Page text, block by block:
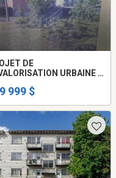
DE
URBAINE (3
999 $